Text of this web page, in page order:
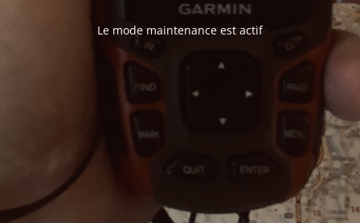
Le mode maintenance est actif